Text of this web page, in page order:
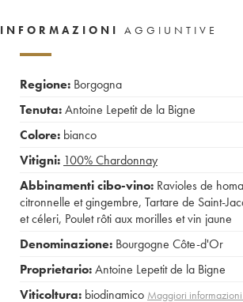
INFORMAZIONI AGGIUNTIVE
Regione: Borgogna
Tenuta:Antoine Lepetit de la Bigne
Colore: bianco
Vitigni: 100%Chardonnay
Abbinamenti cibo-vino: Ravioles de
citronnelle et gingembre, Tartare de Saint-
et céleri, Poulet rôti aux morilles et vin jaune
Denominazione: Bourgogne Côte-d'Or
Proprietario:Antoine Lepetit de la Bigne
Viticoltura: biodinamico Maggiori